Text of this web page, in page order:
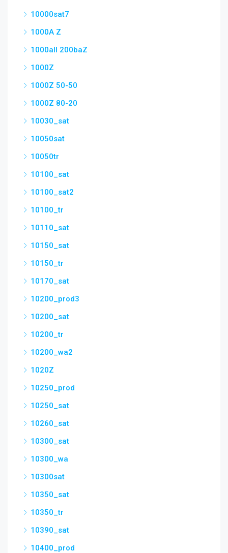
10000sat7
1000A Z
1000all 200baZ
1000Z
1000Z 50-50
1000Z 80-20
10030_sat
10050sat
10050tr
10100_sat
10100_sat2
10100_tr
10110_sat
10150_sat
10150_tr
10170_sat
10200_prod3
10200_sat
10200_tr
10200_wa2
1020Z
10250_prod
10250_sat
10260_sat
10300_sat
10300_wa
10300sat
10350_sat
10350_tr
10390_sat
10400_prod